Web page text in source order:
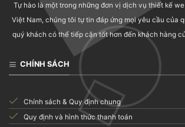
Tự hào là một trong những đơn vị dịch vụ thiết kế
Việt Nam, chúng tôi tự tin đáp ứng mọi yêu cầu của
quý khách có thể tiếp cận tốt hơn đến khách hàng
CHÍNH SÁCH
Chính sách & Quy định chung
Quy định và hình thức thanh toán